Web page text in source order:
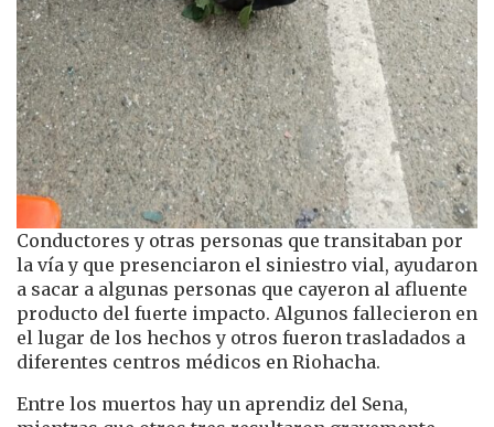
Conductores y otras personas que transitaban por
la vía y que presenciaron el siniestro vial, ayudaron
a sacar a algunas personas que cayeron al afluente
producto del fuerte impacto. Algunos fallecieron en
el lugar de los hechos y otros fueron trasladados a
diferentes centros médicos en Riohacha.
Entre los muertos hay un aprendiz del Sena,